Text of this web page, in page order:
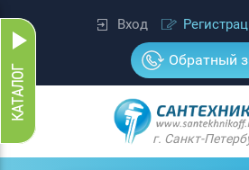
Вход
Обратный
г. Санкт-